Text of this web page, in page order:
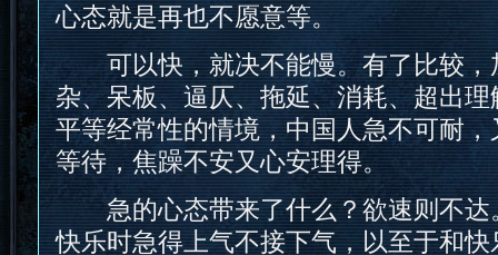
心态就是再也不愿意等。
可以快，就决不能慢。有了比较，
杂、呆板、逼仄、拖延、消耗、超出
平等经常性的情境，中国人急不可耐
等待，焦躁不安又心安理得。
急的心态带来了什么？欲速则不达
快乐时急得上气不接下气，以至于和快